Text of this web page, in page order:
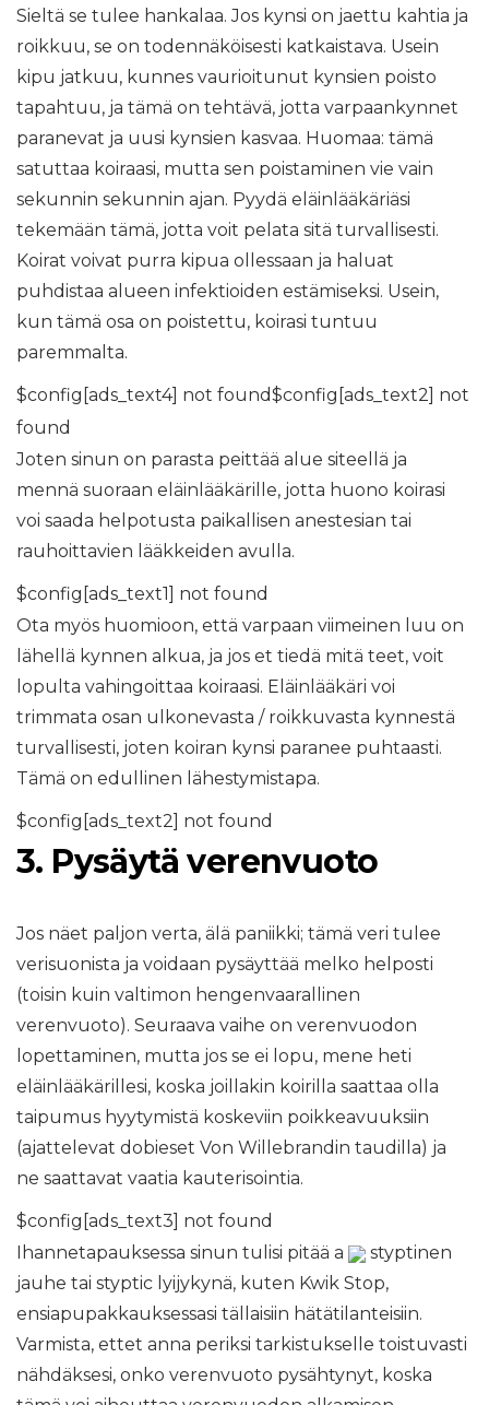
Sieltä se tulee hankalaa. Jos kynsi on jaettu kahtia ja
roikkuu, se on todennäköisesti katkaistava. Usein
kipu jatkuu, kunnes vaurioitunut kynsien poisto
tapahtuu, ja tämä on tehtävä, jotta varpaankynnet
paranevat ja uusi kynsien kasvaa. Huomaa: tämä
satuttaa koiraasi, mutta sen poistaminen vie vain
sekunnin sekunnin ajan. Pyydä eläinlääkäriäsi
tekemään tämä, jotta voit pelata sitä turvallisesti.
Koirat voivat purra kipua ollessaan ja haluat
puhdistaa alueen infektioiden estämiseksi. Usein,
kun tämä osa on poistettu, koirasi tuntuu
paremmalta.
$config[ads_text4] not found$config[ads_text2] not
found
Joten sinun on parasta peittää alue siteellä ja
mennä suoraan eläinlääkärille, jotta huono koirasi
voi saada helpotusta paikallisen anestesian tai
rauhoittavien lääkkeiden avulla.
$config[ads_text1] not found
Ota myös huomioon, että varpaan viimeinen luu on
lähellä kynnen alkua, ja jos et tiedä mitä teet, voit
lopulta vahingoittaa koiraasi. Eläinlääkäri voi
trimmata osan ulkonevasta / roikkuvasta kynnestä
turvallisesti, joten koiran kynsi paranee puhtaasti.
Tämä on edullinen lähestymistapa.
$config[ads_text2] not found
3. Pysäytä verenvuoto
Jos näet paljon verta, älä paniikki; tämä veri tulee
verisuonista ja voidaan pysäyttää melko helposti
(toisin kuin valtimon hengenvaarallinen
verenvuoto). Seuraava vaihe on verenvuodon
lopettaminen, mutta jos se ei lopu, mene heti
eläinlääkärillesi, koska joillakin koirilla saattaa olla
taipumus hyytymistä koskeviin poikkeavuuksiin
(ajattelevat dobieset Von Willebrandin taudilla) ja
ne saattavat vaatia kauterisointia.
$config[ads_text3] not found
Ihannetapauksessa sinun tulisi pitää a
styptinen
jauhe tai styptic lyijykynä, kuten Kwik Stop,
ensiapupakkauksessasi tällaisiin hätätilanteisiin.
Varmista, ettet anna periksi tarkistukselle toistuvasti
nähdäksesi, onko verenvuoto pysähtynyt, koska